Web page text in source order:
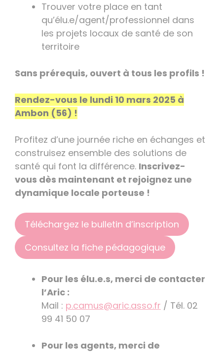
Trouver votre place en tant
qu’élu.e/agent/professionnel dans
les projets locaux de santé de son
territoire
Sans prérequis, ouvert à tous les profils !
Rendez-vous le lundi 10 mars 2025 à
Ambon (56) !
Profitez d’une journée riche en échanges et
construisez ensemble des solutions de
santé qui font la différence. Inscrivez-
vous dès maintenant et rejoignez une
dynamique locale porteuse !
Téléchargez le bulletin d’inscription
Consultez la fiche pédagogique
Pour les élu.e.s, merci de contacter
l’Aric :
Mail : p.camus@aric.asso.fr / Tél. 02
99 41 50 07
Pour les agents, merci de